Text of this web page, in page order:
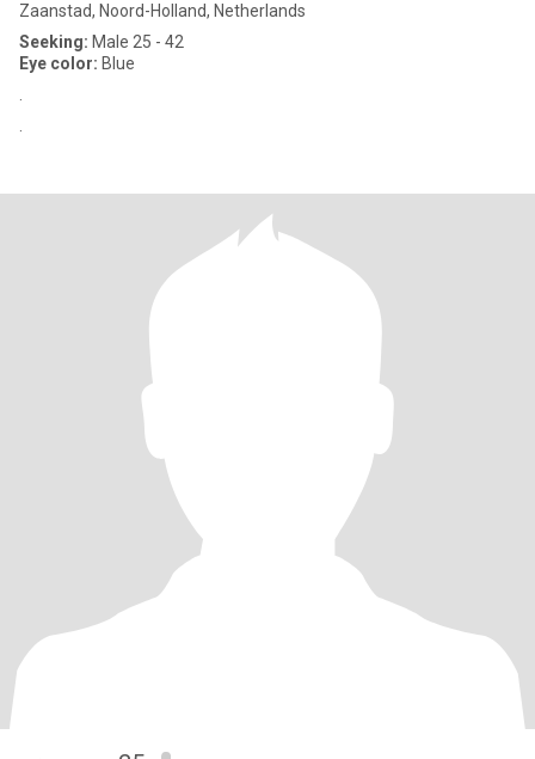
Zaanstad, Noord-Holland, Netherlands
Seeking: Male 25 - 42
Eye color: Blue